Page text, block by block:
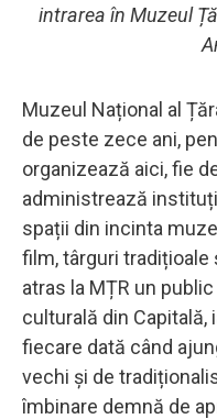
intrarea în Muzeul
Muzeul Național al
de peste zece ani,
organizează aici, fie
administrează
spații din incinta
film, târguri
atras la MȚR un
culturală din
fiecare dată când
vechi și de
îmbinare demnă de